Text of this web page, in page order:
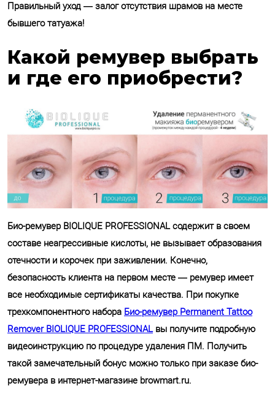
Правильный уход — залог отсутствия шрамов на месте
бывшего татуажа!
Какой ремувер выбрать
и где его приобрести?
Био-ремувер BIOLIQUE PROFESSIONAL содержит в своем
составе неагрессивные кислоты, не вызывает образования
отечности и корочек при заживлении. Конечно,
безопасность клиента на первом месте — ремувер имеет
все необходимые сертификаты качества. При покупке
трехкомпонентного набора Био-ремувер Permanent Tattoo
Remover BIOLIQUE PROFESSIONAL вы получите подробную
видеоинструкцию по процедуре удаления ПМ. Получить
такой замечательный бонус можно только при заказе био-
ремувера в интернет-магазине browmart.ru.